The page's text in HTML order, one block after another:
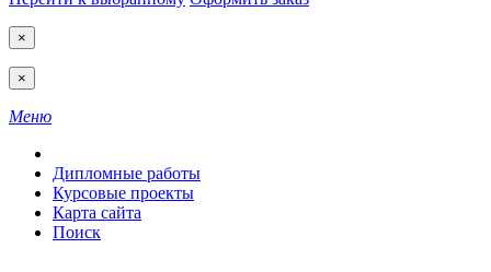
×
×
Меню
Дипломные работы
Курсовые проекты
Карта сайта
Поиск